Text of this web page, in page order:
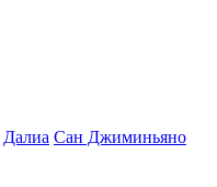
Далиа Сан Джиминьяно